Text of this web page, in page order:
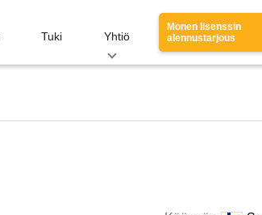
Tuki Yhtiö
Monen lisenssin
alennustarjous